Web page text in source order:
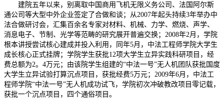
建院五年以来，别离取中国商用飞机无限义务公司、法国阿尔斯
通公司等大型中外企业签定了合做和谈；从2007年起头持续3年举办中
法合做研讨会，汇集百余名专家对材料、机械、力学、燃烧、声学、
消息电子、节制、光学等范畴的研究展开普遍交换；2008年2月，学院
根本讲授尝试核心建成并投入利用，同年5月，中法工程师学院大学生
成长核心正式挂牌；学院学生获批12项大学生立异实践科研项目，经
费总额为2。4万元；由该院学生组建的“中法一号”无人机团队获批国度
大学生立异试验打算沉点项目，获批经费5万元；2009年6月，中法工
程师学院“中法一号”无人机成功试飞，学院初次冲破教改项目零记载，
获批一个沉点项目，四个通俗项目。